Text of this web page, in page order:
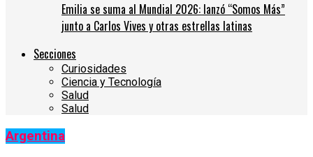
Emilia se suma al Mundial 2026: lanzó “Somos Más”
junto a Carlos Vives y otras estrellas latinas
Secciones
Curiosidades
Ciencia y Tecnología
Salud
Salud
Argentina